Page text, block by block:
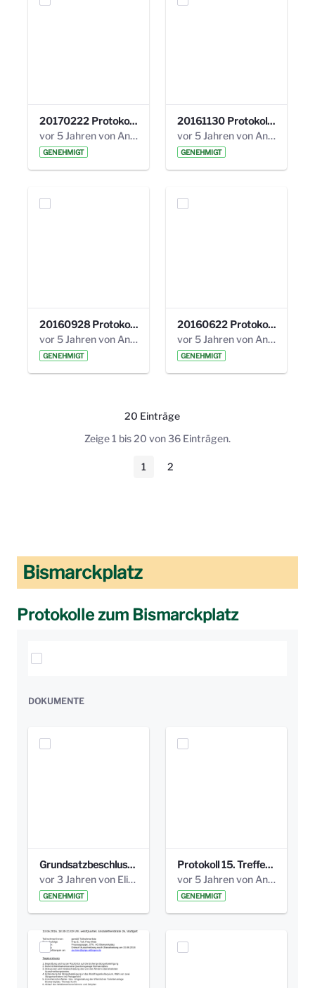
20170222 Protokoll 19. Steuerungskreis.pdf
vor 5 Jahren von Anni Schlumberger
GENEHMIGT
20161130 Protokoll 18. Steuerungskreis.pdf
vor 5 Jahren von Anni Schlumberger
GENEHMIGT
20160928 Protokoll 17. Steuerungskreis.pdf
vor 5 Jahren von Anni Schlumberger
GENEHMIGT
20160622 Protokoll 16. Steuerungskreis.pdf
vor 5 Jahren von Anni Schlumberger
GENEHMIGT
20 Einträge
Pro Seite
Zeige 1 bis 20 von 36 Einträgen.
Seite
1 Seite
2
Bismarckplatz
Protokolle zum Bismarckplatz
Elemente auswählen
DOKUMENTE
Grundsatzbeschluss Bismarckplatz_440_2021.pdf
vor 3 Jahren von Elisa Söll
GENEHMIGT
Protokoll 15. Treffen 20161006 AG Bismarckplatz.pdf
vor 5 Jahren von Anni Schlumberger
GENEHMIGT